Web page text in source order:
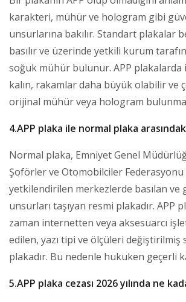
karakteri, mühür ve hologram gibi
unsurlarına bakılır. Standart plakalar
basılır ve üzerinde yetkili kurum
soğuk mühür bulunur. APP plakalarda
kalın, rakamlar daha büyük olabilir ve
orijinal mühür veya hologram
4.APP plaka ile normal plaka
Normal plaka, Emniyet Genel
Şoförler ve Otomobilciler Federasyonu
yetkilendirilen merkezlerde basılan ve
unsurları taşıyan resmi plakadır. APP
zaman internetten veya aksesuarcı
edilen, yazı tipi ve ölçüleri değiştirilmiş
plakadır. Bu nedenle hukuken geçerli
5.APP plaka cezası 2026 yılında ne